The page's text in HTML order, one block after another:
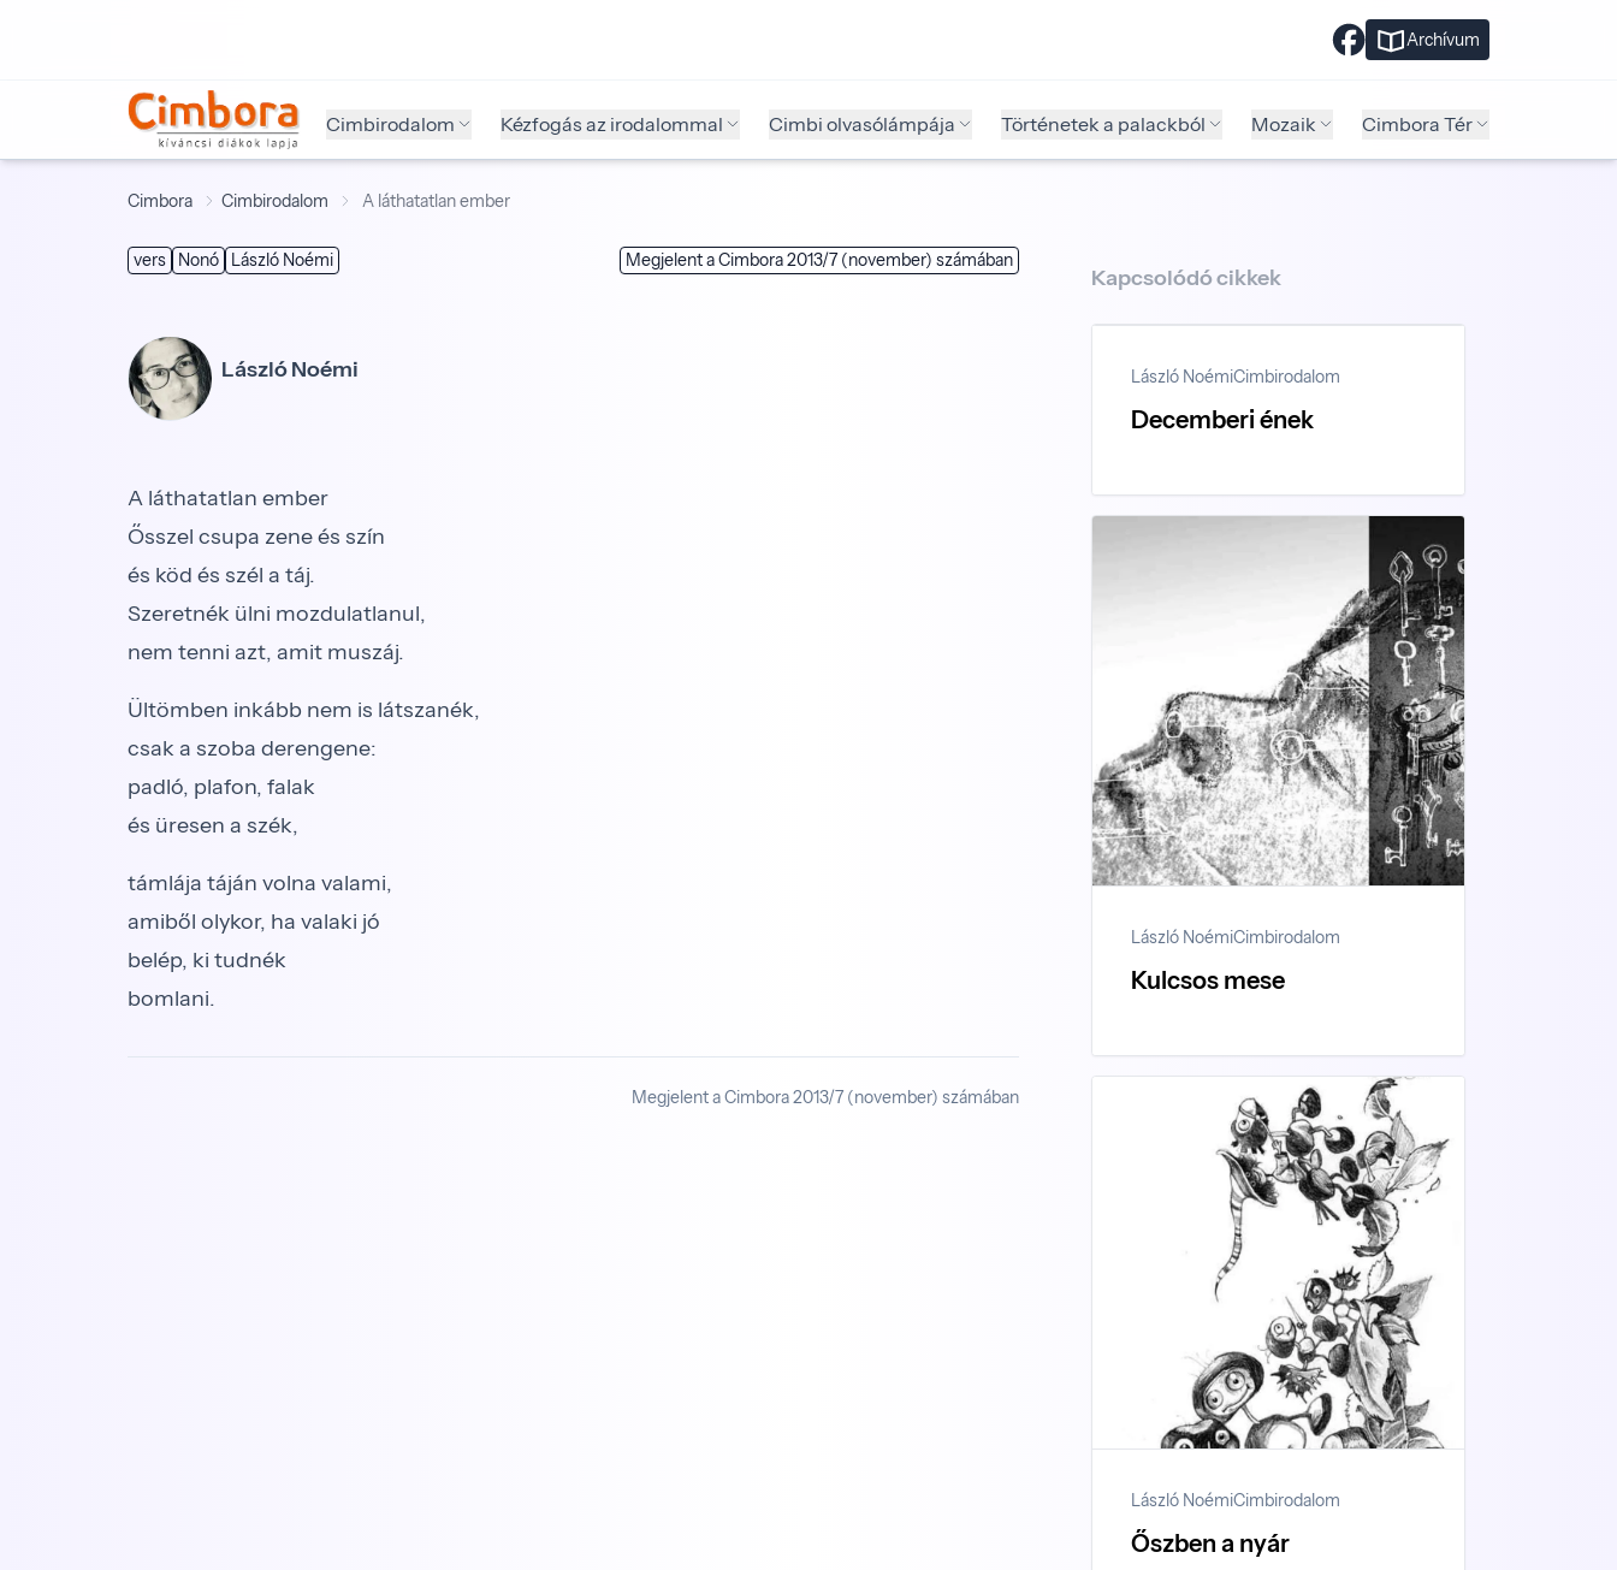
Archívum
Cimbirodalom Kézfogás az irodalommal Cimbi olvasólámpája Történetek a palackból Mozaik Cimbora Tér
Cimbora Cimbirodalom A láthatatlan ember
vers Nonó László Noémi Megjelent a Cimbora 2013/7 (november) számában
László Noémi
A láthatatlan ember
Ősszel csupa zene és szín
és köd és szél a táj.
Szeretnék ülni mozdulatlanul,
nem tenni azt, amit muszáj.
Ültömben inkább nem is látszanék,
csak a szoba derengene:
padló, plafon, falak
és üresen a szék,
támlája táján volna valami,
amiből olykor, ha valaki jó
belép, ki tudnék
bomlani.
Megjelent a Cimbora 2013/7 (november) számában
Kapcsolódó cikkek
László NoémiCimbirodalom
Decemberi ének
László NoémiCimbirodalom
Kulcsos mese
László NoémiCimbirodalom
Őszben a nyár